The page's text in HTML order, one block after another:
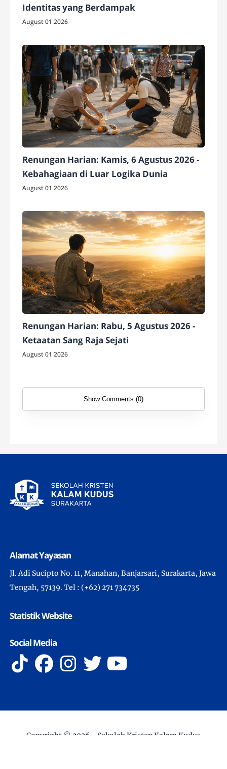
Identitas yang Berdampak
August 01 2026
Renungan Harian: Kamis, 6 Agustus 2026 -
Kebahagiaan di Luar Logika Dunia
August 01 2026
Renungan Harian: Rabu, 5 Agustus 2026 -
Ketaatan Sang Raja Sejati
August 01 2026
Show Comments (0)
Alamat Yayasan
Jl. Adi Sucipto No. 11, Manahan, Banjarsari, Surakarta, Jawa
Tengah, 57139. Tel : (+62) 271 734735
Statistik Website
Social Media
Copyright © 2026 - Sekolah Kristen Kalam Kudus